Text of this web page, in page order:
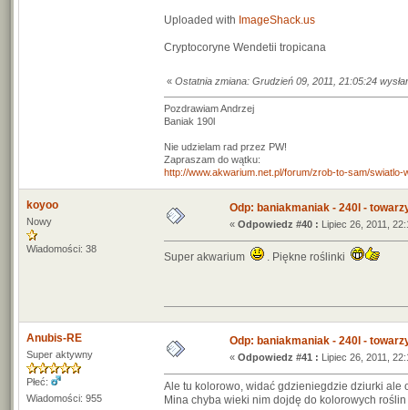
Uploaded with ImageShack.us
Cryptocoryne Wendetii tropicana
« Ostatnia zmiana: Grudzień 09, 2011, 21:05:24
Pozdrawiam Andrzej
Baniak 190l
Nie udzielam rad przez PW!
Zapraszam do wątku:
http://www.akwarium.net.pl/forum/zrob-to-sam/
koyoo
Nowy
Wiadomości: 38
Odp: baniakmaniak - 240l -
« Odpowiedz #40 : Lipiec 26, 2011,
Super akwarium . Piękne roślinki
Anubis-RE
Super aktywny
Płeć:
Wiadomości: 955
Odp: baniakmaniak - 240l -
« Odpowiedz #41 : Lipiec 26, 2011,
Ale tu kolorowo, widać gdzieniegdzie dziurki ale
Mina chyba wieki nim dojdę do kolorowych roślin